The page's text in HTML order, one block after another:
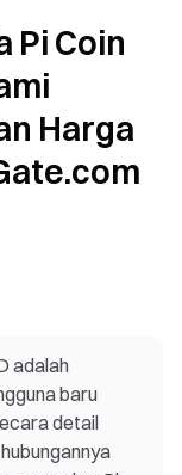
Pi Coin
Harga
adalah
baru
detail